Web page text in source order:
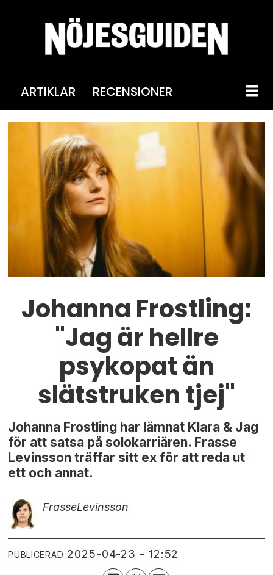
ARTIKLAR RECENSIONER
Johanna Frostling:
"Jag är hellre
psykopat än
slätstruken tjej"
Johanna Frostling har lämnat Klara & Jag
för att satsa på solokarriären. Frasse
Levinsson träffar sitt ex för att reda ut
ett och annat.
FrasseLevinsson
PUBLICERAD 2025-04-23 - 12:52